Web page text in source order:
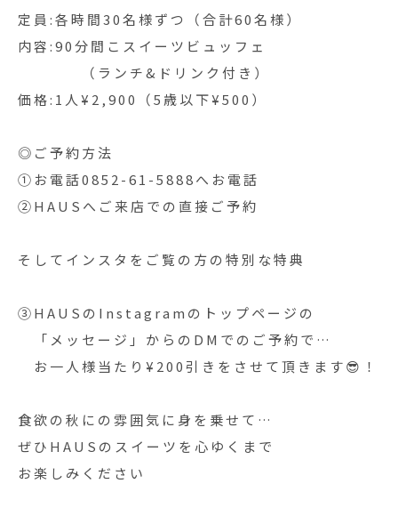
定員:各時間30名様ずつ（合計60名様）
内容:90分間こスイーツビュッフェ
（ランチ&ドリンク付き）
価格:1人¥2,900（5歳以下¥500）
◎ご予約方法
①お電話0852-61-5888へお電話
②HAUSへご来店での直接ご予約
そしてインスタをご覧の方の特別な特典
③HAUSのInstagramのトップページの
「メッセージ」からのDMでのご予約で…
お一人様当たり¥200引きをさせて頂きます😎！
食欲の秋にの雰囲気に身を乗せて…
ぜひHAUSのスイーツを心ゆくまで
お楽しみください